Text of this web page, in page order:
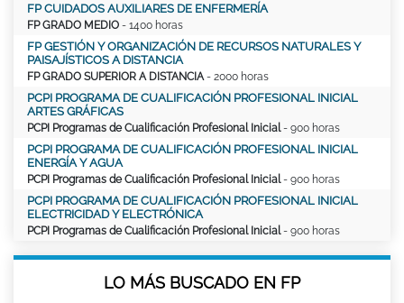
FP CUIDADOS AUXILIARES DE ENFERMERÍA
FP GRADO MEDIO - 1400 horas
FP GESTIÓN Y ORGANIZACIÓN DE RECURSOS NATURALES Y
PAISAJÍSTICOS A DISTANCIA
FP GRADO SUPERIOR A DISTANCIA - 2000 horas
PCPI PROGRAMA DE CUALIFICACIÓN PROFESIONAL INICIAL
ARTES GRÁFICAS
PCPI Programas de Cualificación Profesional Inicial- 900 horas
PCPI PROGRAMA DE CUALIFICACIÓN PROFESIONAL INICIAL
ENERGÍA Y AGUA
PCPI Programas de Cualificación Profesional Inicial- 900 horas
PCPI PROGRAMA DE CUALIFICACIÓN PROFESIONAL INICIAL
ELECTRICIDAD Y ELECTRÓNICA
PCPI Programas de Cualificación Profesional Inicial- 900 horas
LO MÁS BUSCADO EN FP